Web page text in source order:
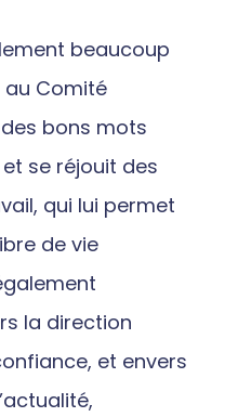
beaucoup
au Comité
des bons mots
se réjouit des
qui lui permet
de vie
la direction
et envers